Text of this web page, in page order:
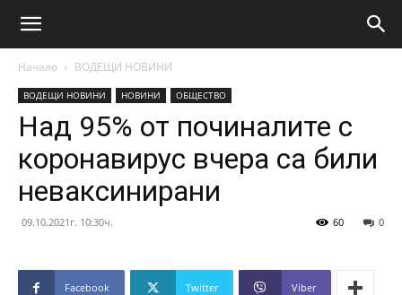
Начало ВОДЕЩИ НОВИНИ
ВОДЕЩИ НОВИНИ НОВИНИ ОБЩЕСТВО
Над 95% от починалите с
коронавирус вчера са били
неваксинирани
09.10.2021г. 10:30ч. 0
60
Facebook Twitter Viber